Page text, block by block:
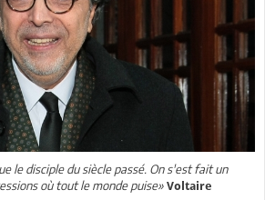
le disciple du siècle passé. On s'est fait un
où tout le monde puise» Voltaire